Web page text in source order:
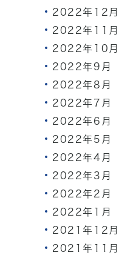
2022年12月
2022年11月
2022年10月
2022年9月
2022年8月
2022年7月
2022年6月
2022年5月
2022年4月
2022年3月
2022年2月
2022年1月
2021年12月
2021年11月